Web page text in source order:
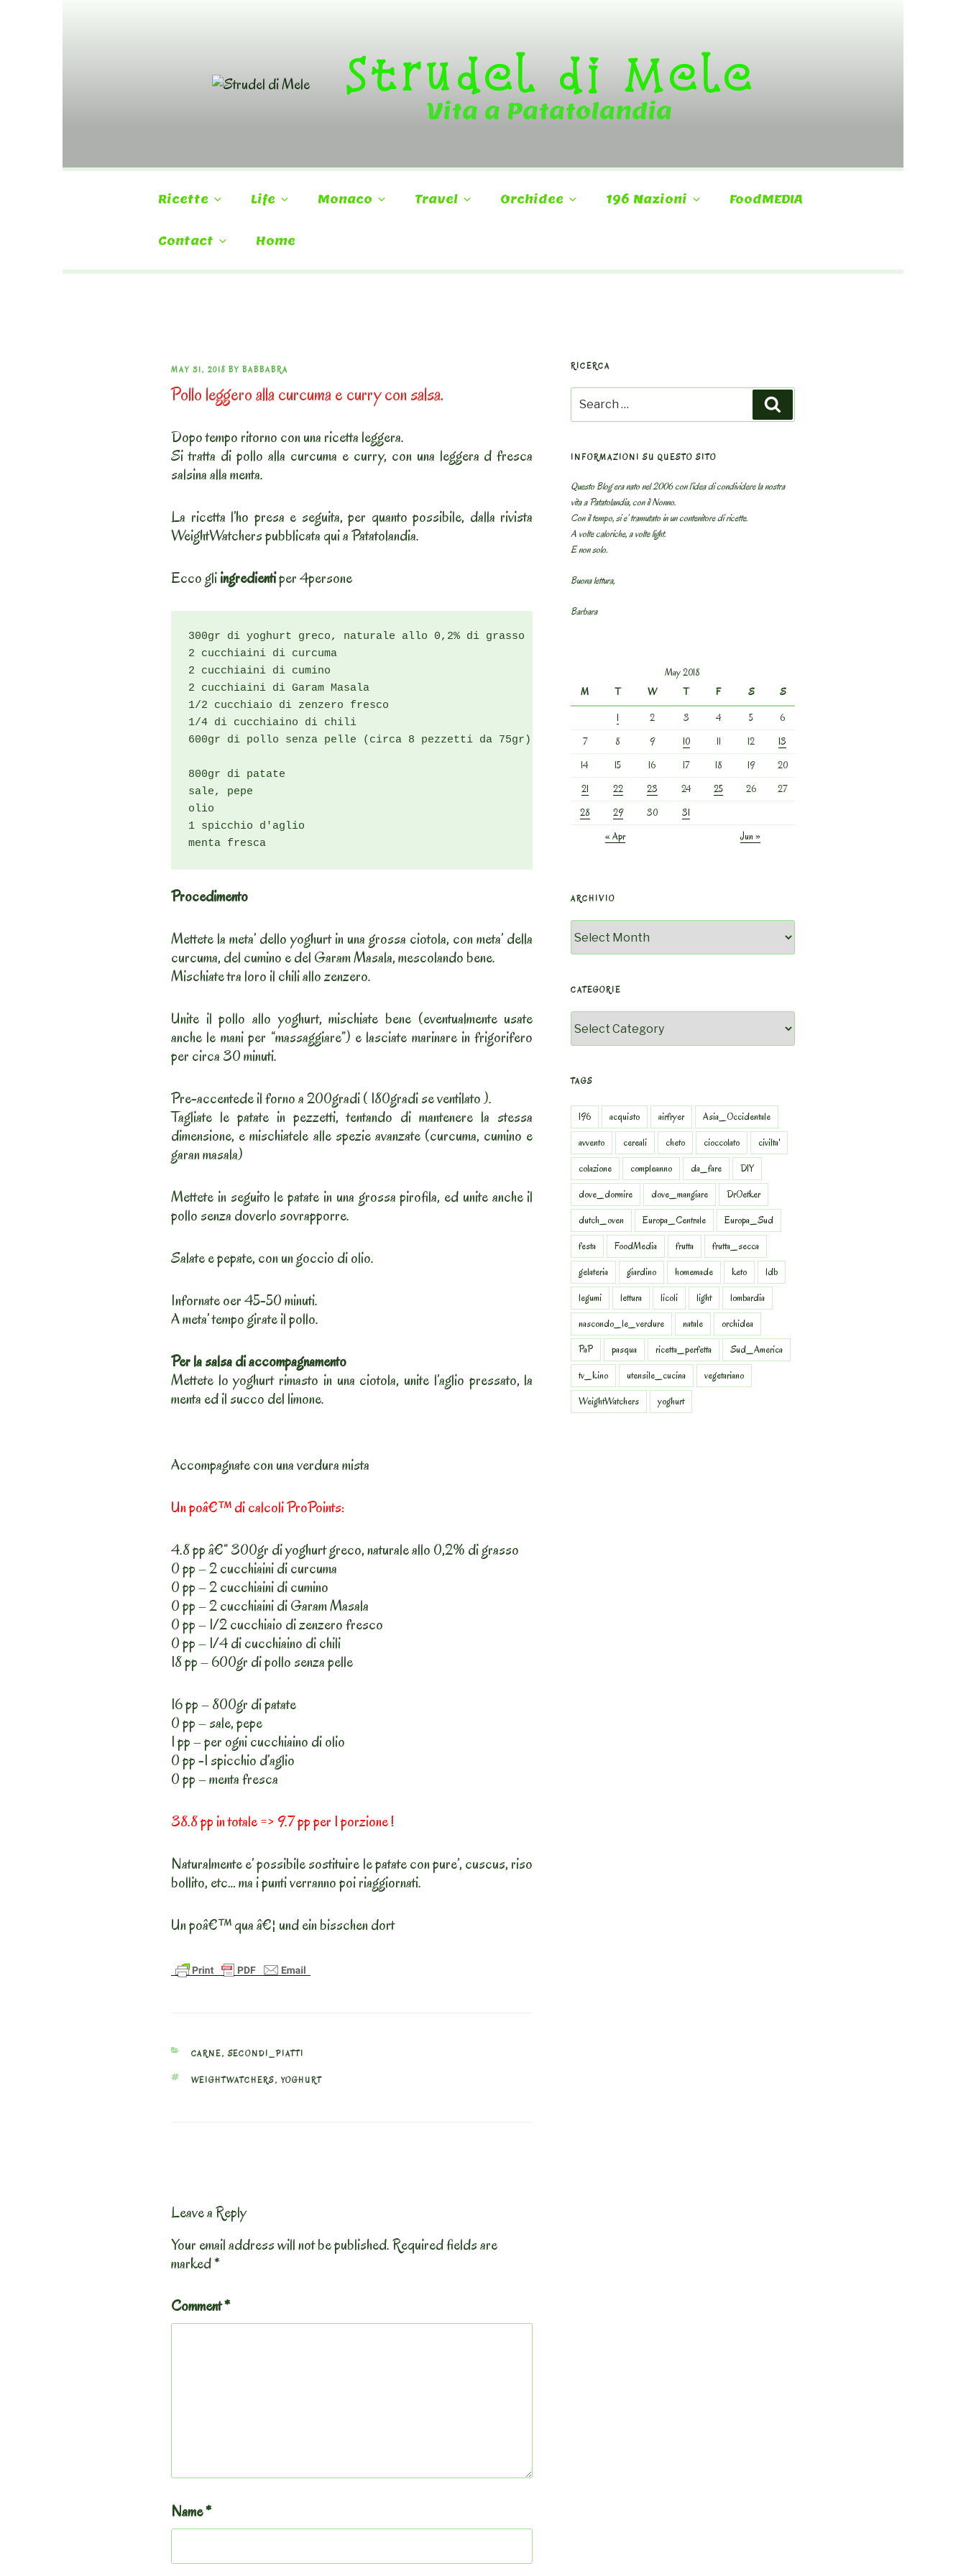
Strudel di Mele
Vita a Patatolandia
Ricette Life Monaco Travel Orchidee 196 Nazioni FoodMEDIA
Contact Home
POSTED
ON
MAY 31, 2018 BY BABBABRA
Pollo leggero alla curcuma e curry con salsa.
Dopo tempo ritorno con una ricetta leggera.
Si tratta di pollo alla curcuma e curry, con una leggera d fresca
salsina alla menta.
La ricetta l’ho presa e seguita, per quanto possibile, dalla rivista
WeightWatchers pubblicata qui a Patatolandia.
Ecco gliingredientiper 4persone
300gr di yoghurt greco, naturale allo 0,2% di grasso
2 cucchiaini di curcuma
2 cucchiaini di cumino
2 cucchiaini di Garam Masala
1/2 cucchiaio di zenzero fresco
1/4 di cucchiaino di chili
600gr di pollo senza pelle (circa 8 pezzetti da 75gr)
800gr di patate
sale, pepe
olio
1 spicchio d'aglio
Procedimento
Mettete la meta’ dello yoghurt in una grossa ciotola, con meta’ della
curcuma, del cumino e del Garam Masala, mescolando bene.
Mischiate tra loro il chili allo zenzero.
Unite il pollo allo yoghurt, mischiate bene (eventualmente usate
anche le mani per “massaggiare”) e lasciate marinare in frigorifero
per circa 30 minuti.
Pre-accentede il forno a 200gradi ( 180gradi se ventilato ).
Tagliate le patate in pezzetti, tentando di mantenere la stessa
dimensione, e mischiatele alle spezie avanzate (curcuma, cumino e
garan masala)
Mettete in seguito le patate in una grossa pirofila, ed unite anche il
pollo senza doverlo sovrapporre.
Salate e pepate, con un goccio di olio.
Infornate oer 45-50 minuti.
A meta’ tempo girate il pollo.
Per la salsa di accompagnamento
Mettete lo yoghurt rimasto in una ciotola, unite l’aglio pressato, la
menta ed il succo del limone.
Accompagnate con una verdura mista
Un poâ€™ di calcoli ProPoints:
4.8 pp â€“ 300gr di yoghurt greco, naturale allo 0,2% di grasso
0 pp – 2 cucchiaini di curcuma
0 pp – 2 cucchiaini di cumino
0 pp – 2 cucchiaini di Garam Masala
0 pp – 1/2 cucchiaio di zenzero fresco
0 pp – 1/4 di cucchiaino di chili
18 pp – 600gr di pollo senza pelle
16 pp – 800gr di patate
0 pp – sale, pepe
1 pp – per ogni cucchiaino di olio
0 pp -1 spicchio d’aglio
0 pp – menta fresca
38.8 pp in totale => 9.7 pp per 1 porzione !
Naturalmente e’ possibile sostituire le patate con pure’, cuscus, riso
bollito, etc… ma i punti verranno poi riaggiornati.
Un poâ€™ qua â€¦ und ein bisschen dort
CATEGORIES
CARNE,SECONDI_PIATTI
TAGS
WEIGHTWATCHERS, YOGHURT
Leave a Reply
Your email address will not be published.Required fields are
marked*
Comment*
Name*
RICERCA
for:
INFORMAZIONI SU QUESTO SITO
Questo Blog era nato nel 2006 con l’idea di condividere la nostra
vita a Patatolandia, con il Nonno.
Con il tempo, si e’ tramutato in un contenitore di ricette.
A volte caloriche, a volte light.
E non solo.
Buona lettura,
Barbara
May 2018
M
T W T F S
S
1
2 3 4 5
6
7
8 9 10 11 12
13
14
15 16 17 18 19
20
21
22 23 24 25 26
27
28
29 30
31
« Apr
Jun »
ARCHIVIO
CATEGORIE
TAGS
196 acquisto airfryer
Asia_Occidentale
avvento
cereali cheto cioccolato
civilta'
colazione
compleanno da_fare
DIY
dove_dormire
dove_mangiare
DrOetker
dutch_oven
Europa_Centrale
Europa_Sud
festa
FoodMedia frutta
frutta_secca
gelateria
giardino homemade keto
ldb
legumi
lettura licoli light
lombardia
nascondo_le_verdure
natale
orchidea
PaP
pasqua ricetta_perfetta
Sud_America
tv_kino
utensile_cucina
vegetariano
WeightWatchers
yoghurt